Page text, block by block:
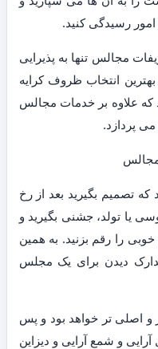
رسیدگی کنید.
مجالس تنها به پذیرایی
انتخاب ظروف کرایه
که علاوه بر خدمات مجالس
پردازد.
مجالس
تصمیم بگیرید بعد از رخ
یا تولد، جشنی بگیرید و
را رقم بزنید. به همین
دیدن برای یک مجلس
و اصلی تر خواهد بود و پس
و شمع آرایی و دیزاین